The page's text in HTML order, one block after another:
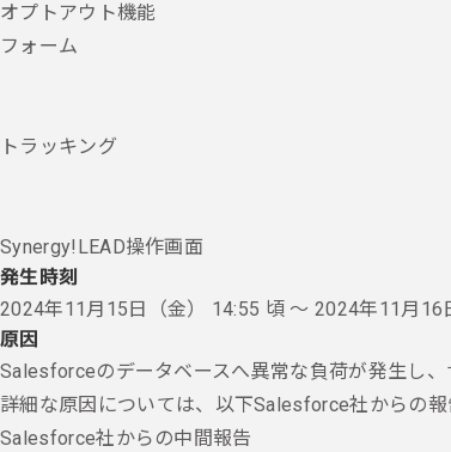
オプトアウト機能
フォーム
トラッキング
Synergy!LEAD操作画面
発生時刻
2024年11月15日（金） 14:55 頃 〜 2024年11月16
原因
Salesforceのデータベースへ異常な負荷が発生し、
詳細な原因については、以下Salesforce社からの報
Salesforce社からの中間報告